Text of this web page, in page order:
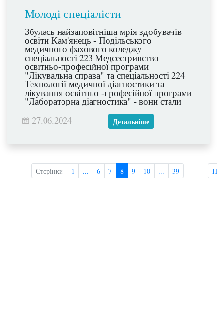
Молоді спеціалісти
Збулась найзаповітніша мрія здобувачів
освіти Кам'янець - Подільського
медичного фахового коледжу
спеціальності 223 Медсестринство
освітньо-професійної програми
"Лікувальна справа" та спеціальності 224
Технології медичної діагностики та
лікування освітньо -професійної програми
"Лабораторна діагностика" - вони стали
дипломованими спеціалістами.
27.06.2024
Детальніше
Сторінки 1 ... 6 7 8 9 10 ... 39